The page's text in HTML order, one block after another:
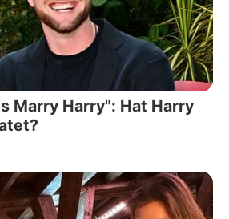
Marry Harry": Hat Harry